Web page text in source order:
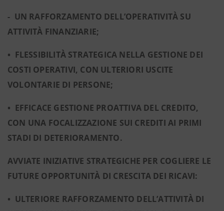
- UN RAFFORZAMENTO DELL’OPERATIVITÀ SU
ATTIVITÀ FINANZIARIE;
• FLESSIBILITÀ STRATEGICA NELLA GESTIONE DEI
COSTI OPERATIVI, CON ULTERIORI USCITE
VOLONTARIE DI PERSONE;
• EFFICACE GESTIONE PROATTIVA DEL CREDITO,
CON UNA FOCALIZZAZIONE SUI CREDITI AI PRIMI
STADI DI DETERIORAMENTO.
AVVIATE INIZIATIVE STRATEGICHE PER COGLIERE LE
FUTURE OPPORTUNITÀ DI CRESCITA DEI RICAVI:
• ULTERIORE RAFFORZAMENTO DELL’ATTIVITÀ DI